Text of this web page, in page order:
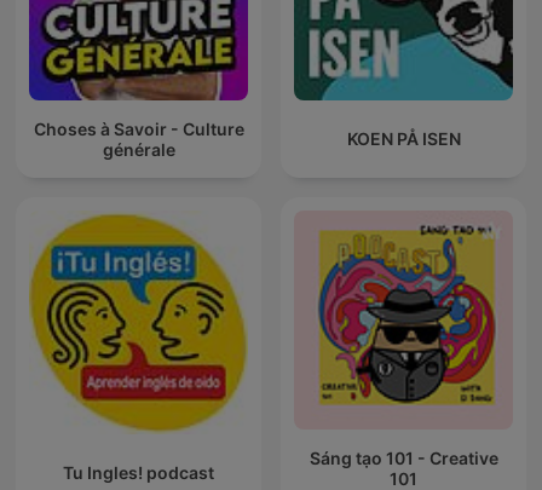
Choses à Savoir - Culture
générale
KOEN PÅ ISEN
Tu Ingles! podcast
Sáng tạo 101 - Creative
101